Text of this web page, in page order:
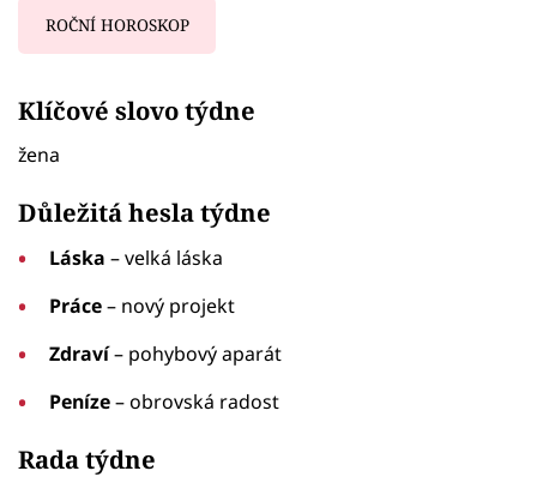
ROČNÍ HOROSKOP
Klíčové slovo týdne
žena
Důležitá hesla týdne
Láska – velká láska
Práce– nový projekt
Zdraví– pohybový aparát
Peníze– obrovská radost
Rada týdne